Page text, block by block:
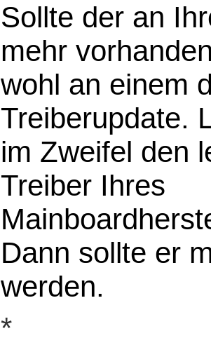
Sollte der an
mehr
wohl an einem
Treiberupdate.
im Zweifel den
Treiber Ihres
Dann sollte er
werden.
*